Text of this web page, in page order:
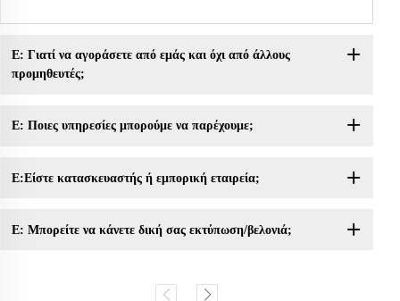
Ε: Γιατί να αγοράσετε από εμάς και όχι από άλλους
προμηθευτές;
Ε: Ποιες υπηρεσίες μπορούμε να παρέχουμε;
Ε:Είστε κατασκευαστής ή εμπορική εταιρεία;
Ε: Μπορείτε να κάνετε δική σας εκτύπωση/βελονιά;